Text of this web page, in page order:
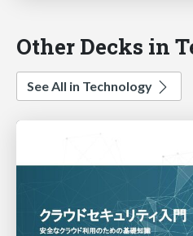
Other Decks in
See All in Technology